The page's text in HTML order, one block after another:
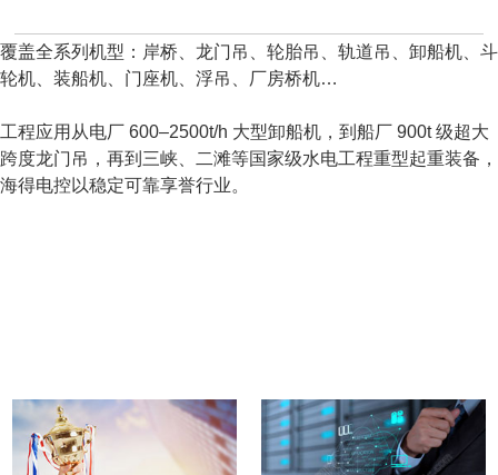
覆盖全系列机型：岸桥、龙门吊、轮胎吊、轨道吊、卸船机、斗
轮机、装船机、门座机、浮吊、厂房桥机…
工程应用从电厂 600–2500t/h 大型卸船机，到船厂 900t 级超大
跨度龙门吊，再到三峡、二滩等国家级水电工程重型起重装备，
海得电控以稳定可靠享誉行业。